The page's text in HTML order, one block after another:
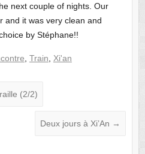
next couple of nights. Our
and it was very clean and
by Stéphane!!
Train Xi'an
(2/2)
Deux jours à Xi’An →